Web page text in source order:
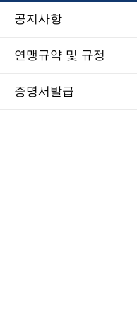
공지사항
연맹규약 및 규정
증명서발급